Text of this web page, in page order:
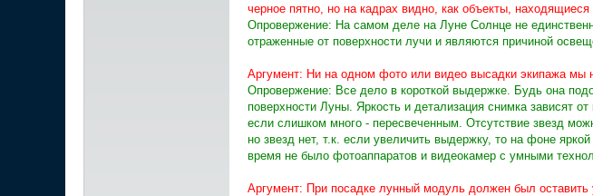
черное пятно, но на кадрах видно, как объекты,
Опровержение: На самом деле на Луне Солнце не
отраженные от поверхности лучи и являются причиной
Аргумент: Ни на одном фото или видео высадки экипажа мы
Опровержение: Все дело в короткой выдержке. Будь она
поверхности Луны. Яркость и детализация снимка зависят
если слишком много - пересвеченным. Отсутствие звезд
но звезд нет, т.к. если увеличить выдержку, то на фоне
время не было фотоаппаратов и видеокамер с умными
Аргумент: При посадке лунный модуль должен был